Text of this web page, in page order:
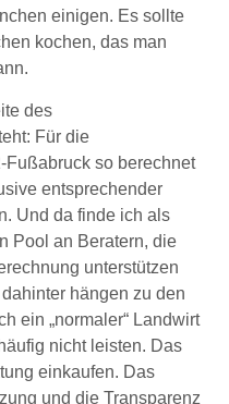
einigen. Es sollte
kochen, das man
des
Für die
so berechnet
entsprechender
Und da finde ich als
Pool an Beratern, die
unterstützen
hängen zu den
ein „normaler“ Landwirt
nicht leisten. Das
einkaufen. Das
und die Transparenz